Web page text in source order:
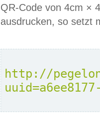
QR-Code von 4cm ×
ausdrucken, so setzt
http://